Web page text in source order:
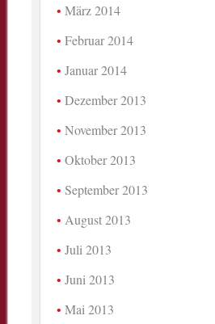
März 2014
Februar 2014
Januar 2014
Dezember 2013
November 2013
Oktober 2013
September 2013
August 2013
Juli 2013
Juni 2013
Mai 2013